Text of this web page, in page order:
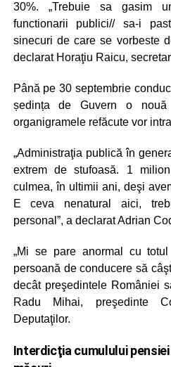
30%. „Trebuie sa gasim
functionarii publici// sa-i
sinecuri de care se vorbeste
declarat Horaţiu Raicu,
Până pe 30 septembrie
ședința de Guvern o
organigramele refăcute vor
„Administraţia publică în
extrem de stufoasă. 1
culmea, în ultimii ani, deşi
E ceva nenatural aici,
personal”, a declarat Adrian
„Mi se pare anormal cu
persoană de conducere să
decât preşedintele României
Radu Mihai, preşedinte
Deputaţilor.
Interdicţia cumulului